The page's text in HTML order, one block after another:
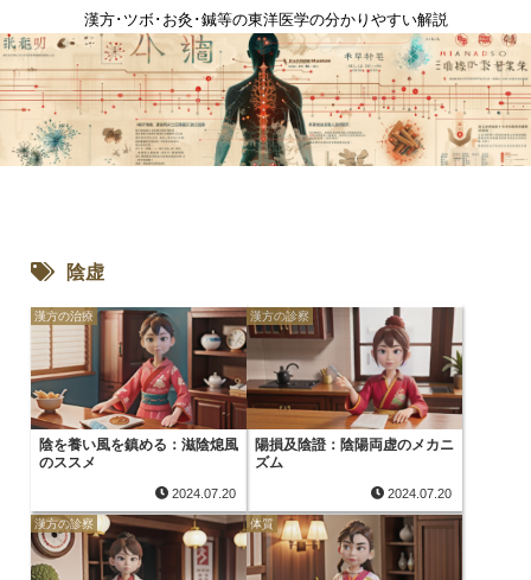
漢方･ツボ･お灸･鍼等の東洋医学の分かりやすい解説
陰虚
漢方の治療
陰を養い風を鎮める：滋陰熄風
のススメ
2024.07.20
漢方の診察
陽損及陰證：陰陽両虚のメカニ
ズム
2024.07.20
漢方の診察 体質